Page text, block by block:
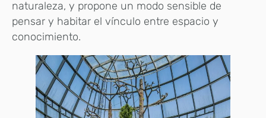
naturaleza, y propone un modo sensible de
pensar y habitar el vínculo entre espacio y
conocimiento.